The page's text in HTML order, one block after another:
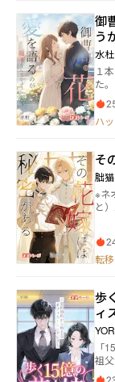
り”いただ
純
け、片膝を
れ
戻
幕。
ー
ー
ろ
御
う
水杜
１
た
の
た
し
ハ
そ
朏猫
※ネ
と
に
あ
息
界
ぐ
転移
歩
ィ
YOR
「
祖
な